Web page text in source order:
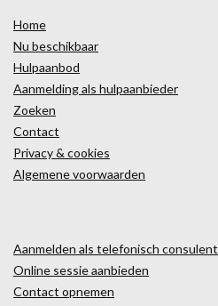
Home
Nu beschikbaar
Hulpaanbod
Aanmelding als hulpaanbieder
Zoeken
Contact
Privacy & cookies
Algemene voorwaarden
Aanmelden als telefonisch consulent
Online sessie aanbieden
Contact opnemen